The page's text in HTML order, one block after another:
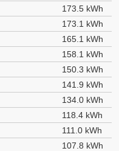
173.5 kWh
173.1 kWh
165.1 kWh
158.1 kWh
150.3 kWh
141.9 kWh
134.0 kWh
118.4 kWh
111.0 kWh
107.8 kWh